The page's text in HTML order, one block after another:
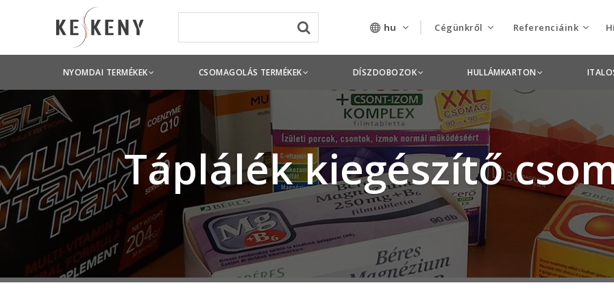
hu Cégünkről
Rólunk
Szolgáltatásaink
Nyitott pozíciók,
állások
Tanusítványok
Termékdíj
nyilatkozatok
Pályázatok
Referenciáink
Csomagolás termékek
Nyomdai termékek
NYOMDAI TERMÉKEK CSOMAGOLÁS TERMÉKEK DÍSZDOBOZOK HULLÁMKARTON
Táplálék kiegészítő